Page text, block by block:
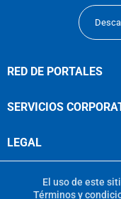
RED DE PORTALES
SERVICIOS
LEGAL
El uso de este
Términos y